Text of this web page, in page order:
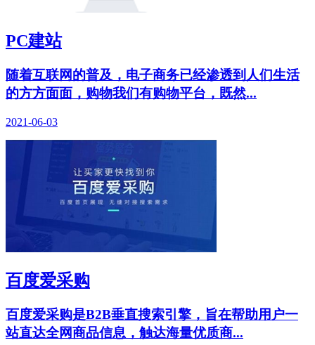
PC建站
随着互联网的普及，电子商务已经渗透到人们生活
的方方面面，购物我们有购物平台，既然...
2021-06-03
百度爱采购
百度爱采购是B2B垂直搜索引擎，旨在帮助用户一
站直达全网商品信息，触达海量优质商...